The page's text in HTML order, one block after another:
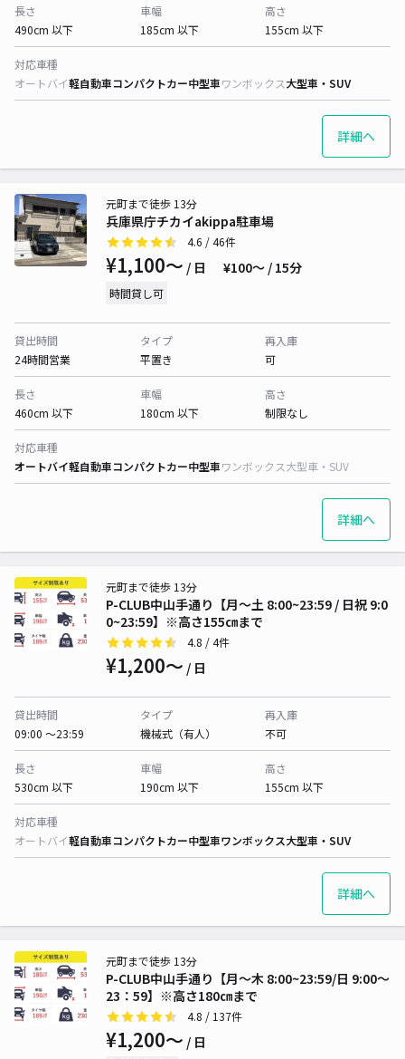
長さ
490cm 以下
車幅
185cm 以下
高さ
155cm 以下
対応車種
オートバイ軽自動車コンパクトカー中型車ワンボックス大型車・SUV
詳細へ
兵庫県庁チカイakippa駐車場
元町まで徒歩 13分
4.6 / 46件
¥1,100〜 / 日 ¥100〜 / 15分
時間貸し可
貸出時間
24時間営業
タイプ
平置き
再入庫
可
長さ
460cm 以下
車幅
180cm 以下
高さ
制限なし
対応車種
オートバイ軽自動車コンパクトカー中型車ワンボックス大型車・SUV
詳細へ
P-CLUB中山手通り【月〜土 8:00~23:59 / 日祝 9:0
0~23:59】※高さ155㎝まで
元町まで徒歩 13分
4.8 / 4件
¥1,200〜 / 日
貸出時間
09:00 〜23:59
タイプ
機械式（有人）
再入庫
不可
長さ
530cm 以下
車幅
190cm 以下
高さ
155cm 以下
対応車種
オートバイ軽自動車コンパクトカー中型車ワンボックス大型車・SUV
詳細へ
P-CLUB中山手通り【月～木 8:00~23:59/日 9:00～
23：59】※高さ180㎝まで
元町まで徒歩 13分
4.8 / 137件
¥1,200〜 / 日